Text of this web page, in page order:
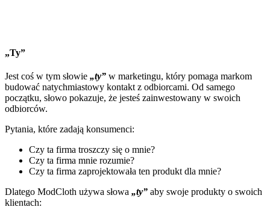
„Ty”
Jest coś w tym słowie „ty” w marketingu, który pomaga markom
budować natychmiastowy kontakt z odbiorcami. Od samego
początku, słowo pokazuje, że jesteś zainwestowany w swoich
odbiorców.
Pytania, które zadają konsumenci:
Czy ta firma troszczy się o mnie?
Czy ta firma mnie rozumie?
Czy ta firma zaprojektowała ten produkt dla mnie?
Dlatego ModCloth używa słowa „ty” aby swoje produkty o swoich
klientach: